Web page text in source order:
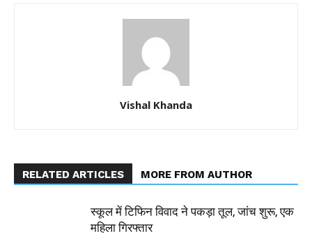
Vishal Khanda
RELATED ARTICLES MORE FROM AUTHOR
स्कूल में टिफिन विवाद ने पकड़ा तूल, जांच शुरू, एक
महिला गिरफ्तार